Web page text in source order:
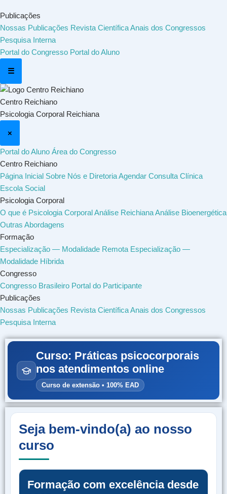
Publicações
Nossas Publicações Revista CientíficaAnais dos Congressos
Pesquisa Interna
Portal do Congresso Portal do Aluno
☰
Centro Reichiano
Psicologia Corporal Reichiana
×
Portal do Aluno Área do Congresso
Centro Reichiano
Página Inicial Sobre Nós e DiretoriaAgendar Consulta Clínica
Escola Social
Psicologia Corporal
O que é Psicologia CorporalAnálise ReichianaAnálise Bioenergética
Outras Abordagens
Formação
Especialização — Modalidade Remota Especialização —
Modalidade Híbrida
Congresso
Congresso Brasileiro Portal do Participante
Publicações
Nossas Publicações Revista CientíficaAnais dos Congressos
Pesquisa Interna
Curso: Práticas psicocorporais
nos atendimentos online
Curso de extensão • 100% EAD
Seja bem-vindo(a) ao nosso
curso
Formação com excelência desde